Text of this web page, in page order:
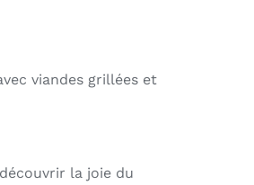
viandes grillées et
la joie du